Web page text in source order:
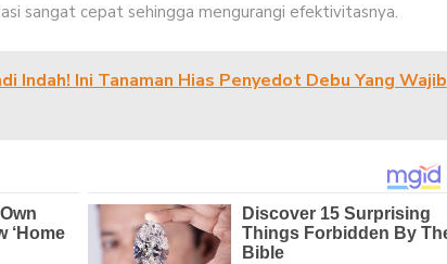
sangat cepat sehingga mengurangi efektivitasnya.
Indah! Ini Tanaman Hias Penyedot Debu Yang Wajib